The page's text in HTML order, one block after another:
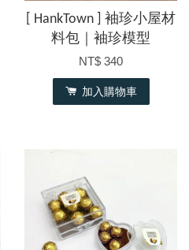
[ HankTown ] 袖珍小屋材
料包｜袖珍模型
NT$ 340
加入購物車